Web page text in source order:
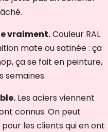
vraiment.Couleur RAL
mate ou satinée : ça
ça se fait en peinture,
semaines.
Les aciers viennent
connus. On peut
les clients qui en ont